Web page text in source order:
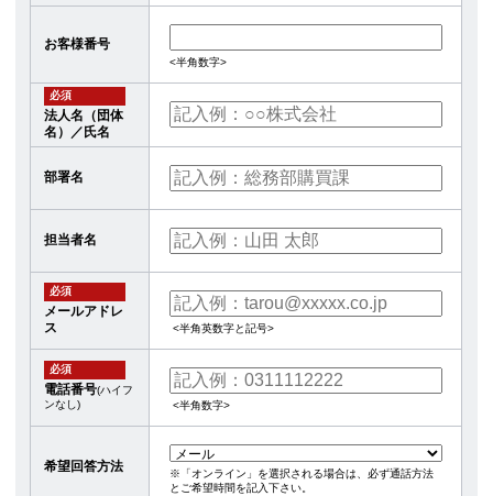
お客様番号
<半角数字>
必須
法人名（団体
名）／氏名
部署名
担当者名
必須
メールアドレ
ス
<半角英数字と記号>
必須
電話番号(ハイフ
ンなし)
<半角数字>
希望回答方法
※「オンライン」を選択される場合は、必ず通話方法
とご希望時間を記入下さい。